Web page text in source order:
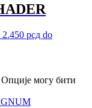
2.450 рсд do
могу бити